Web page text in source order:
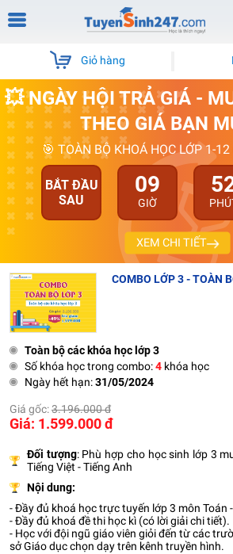
Giỏ hàng
💥 NGÀY HỘI TRẢ GIÁ -
THEO GIÁ BẠN
🎯 TOÀN BỘ KHOÁ HỌC LỚP 1-
BẮT ĐẦU
SAU
09
GIỜ
XEM CHI TIẾT
COMBO LỚP 3 - TOÀN
Toàn bộ các khóa học lớp 3
Số khóa học trong combo:4 khóa học
Ngày hết hạn:31/05/2024
Giá gốc:3.196.000 đ
Giá: 1.599.000 đ
Đối tượng:Phù hợp cho học sinh lớp 3
Tiếng Việt - Tiếng Anh
Nội dung:
- Đầy đủ khoá học trực tuyến lớp 3 môn Toán
- Đầy đủ khoá đề thi học kì (có lời giải chi tiết).
- Học với đội ngũ giáo viên giỏi đến từ các
sở Giáo dục chọn dạy trên kênh truyền hình.